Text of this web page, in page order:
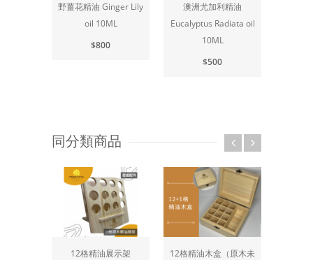
野薑花精油 Ginger Lily
oil 10ML
$800
澳洲尤加利精油
Eucalyptus Radiata oil
10ML
$500
同分類商品
12格精油展示架
12格精油木盒（原木未